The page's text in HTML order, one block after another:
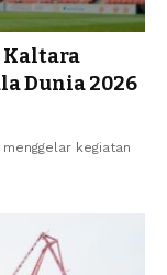
Kaltara
Dunia 2026
kegiatan